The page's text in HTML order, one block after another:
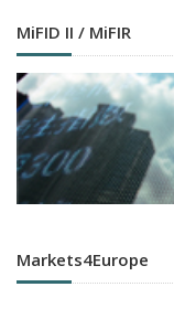
MiFID II / MiFIR
Markets4Europe